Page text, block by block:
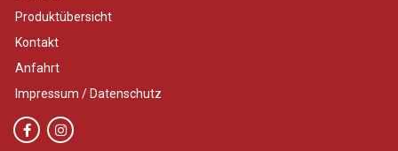
Produktübersicht
Kontakt
Anfahrt
Impressum / Datenschutz